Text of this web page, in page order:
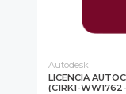
Autodesk
LICENCIA
(C1RK1-